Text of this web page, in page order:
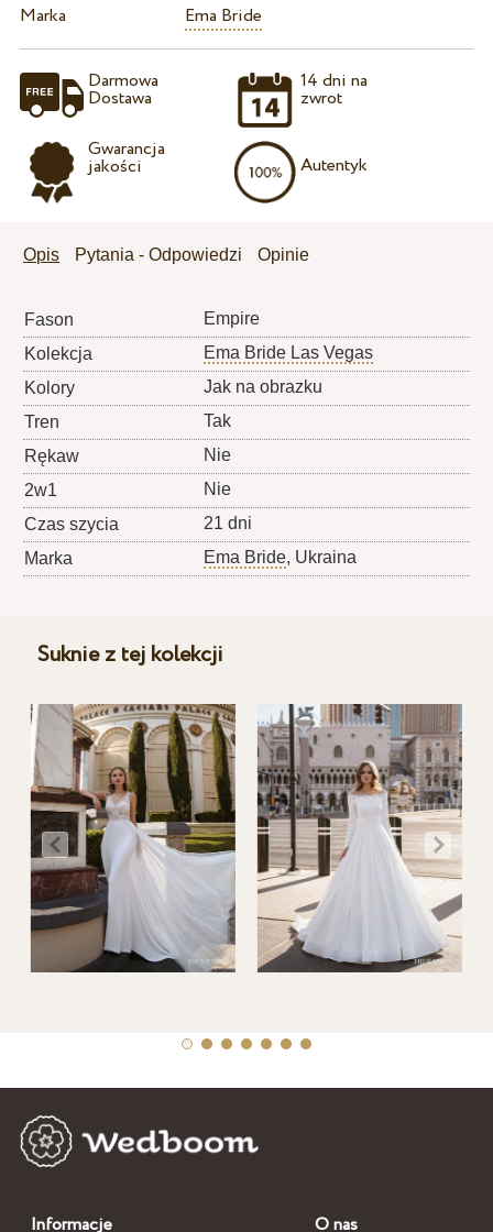
Marka
Ema Bride
Darmowa
Dostawa
Gwarancja
jakości
14 dni na
zwrot
Autentyk
Opis Pytania - Odpowiedzi Opinie
Fason
Empire
Kolekcja
Ema Bride Las Vegas
Kolory
Jak na obrazku
Tren
Tak
Rękaw
Nie
2w1
Nie
Czas szycia
21 dni
Marka
Ema Bride, Ukraina
Suknie z tej kolekcji
Informacje O nas